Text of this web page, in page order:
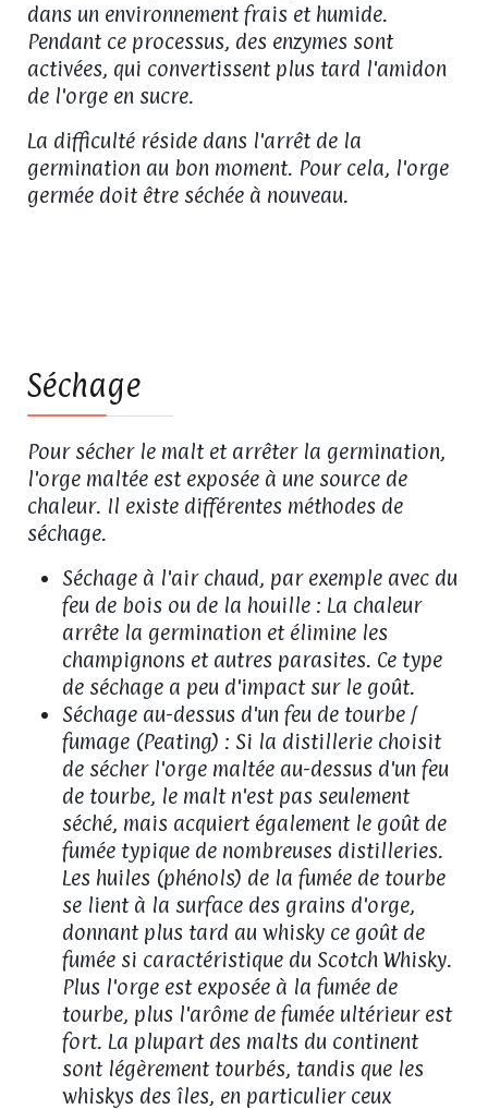
dans un environnement frais et humide.
Pendant ce processus, des enzymes sont
activées, qui convertissent plus tard l'amidon
de l'orge en sucre.
La difficulté réside dans l'arrêt de la
germination au bon moment. Pour cela, l'orge
germée doit être séchée à nouveau.
Séchage
Pour sécher le malt et arrêter la germination,
l'orge maltée est exposée à une source de
chaleur. Il existe différentes méthodes de
séchage.
Séchage à l'air chaud, par exemple avec du
feu de bois ou de la houille : La chaleur
arrête la germination et élimine les
champignons et autres parasites. Ce type
de séchage a peu d'impact sur le goût.
Séchage au-dessus d'un feu de tourbe /
fumage (Peating) : Si la distillerie choisit
de sécher l'orge maltée au-dessus d'un feu
de tourbe, le malt n'est pas seulement
séché, mais acquiert également le goût de
fumée typique de nombreuses distilleries.
Les huiles (phénols) de la fumée de tourbe
se lient à la surface des grains d'orge,
donnant plus tard au whisky ce goût de
fumée si caractéristique du Scotch Whisky.
Plus l'orge est exposée à la fumée de
tourbe, plus l'arôme de fumée ultérieur est
fort. La plupart des malts du continent
sont légèrement tourbés, tandis que les
whiskys des îles, en particulier ceux